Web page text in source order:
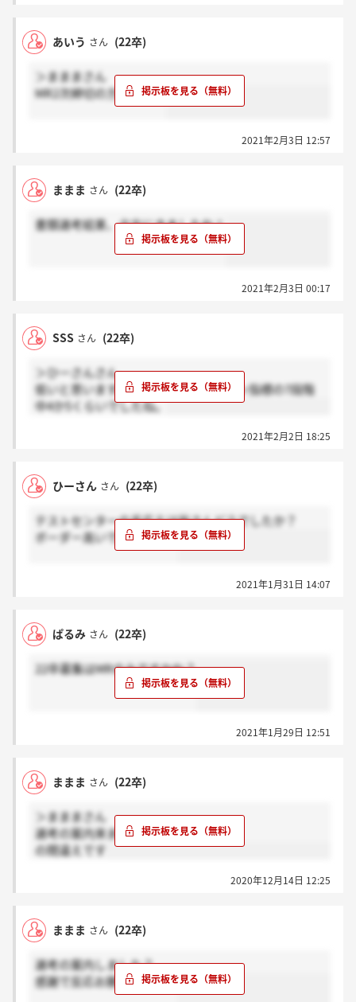
あいう さん (22卒)
＞まままさん
MR2次締切の方ですか？
2021年2月3日 12:57
ままま さん (22卒)
書類選考結果、夕方にきましたね！
2021年2月3日 00:17
SSS さん (22卒)
＞ひーさんさん
低いと思います、感覚としてはテスセン指標の7段階
中4か5くらいでしたね。
2021年2月2日 18:25
ひーさん さん (22卒)
テストセンターの手応えは皆さんどうでしたか？
ボーダー高いですかね、、
2021年1月31日 14:07
ぱるみ さん (22卒)
22卒募集はMRのみですかね？
2021年1月29日 12:51
ままま さん (22卒)
＞まままさん
選考の案内来ました？
の間違えです
2020年12月14日 12:25
ままま さん (22卒)
選考の案内しました？
感謝で反応お願いします。